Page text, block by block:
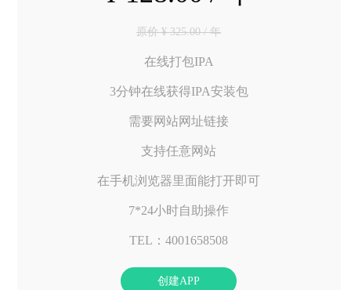
原价 ¥ 325.00 / 年
在线打包IPA
3分钟在线获得IPA安装包
需要网站网址链接
支持任意网站
在手机浏览器里面能打开即可
7*24小时自助操作
TEL：4001658508
创建APP